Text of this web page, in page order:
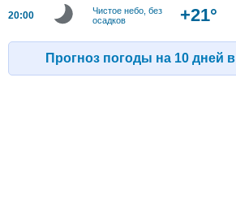
20:00
Чистое небо, без
осадков
+21°
Прогноз погоды на 10 дней